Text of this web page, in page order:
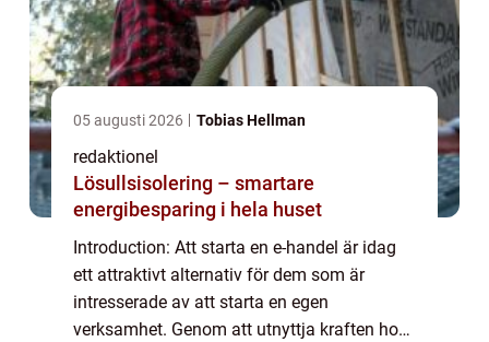
05 augusti 2026 Tobias Hellman
redaktionel
Lösullsisolering – smartare
energibesparing i hela huset
Introduction: Att starta en e-handel är idag
ett attraktivt alternativ för dem som är
intresserade av att starta en egen
verksamhet. Genom att utnyttja kraften hos